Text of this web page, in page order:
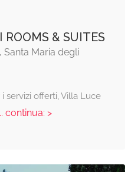
ROOMS & SUITES
Santa Maria degli
servizi offerti, Villa Luce
continua: >